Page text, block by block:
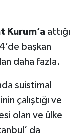
Kurum’aattığı
başkan
daha fazla.
suistimal
çalıştığı ve
olan ve ülke
da